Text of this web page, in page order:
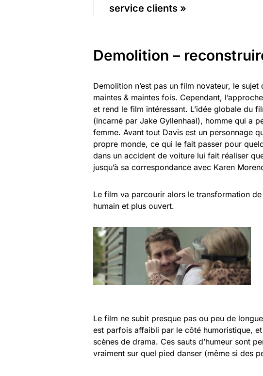
service clients »
Demolition –
Demolition n’est pas un film novateur, le
maintes & maintes fois. Cependant, l’approche
et rend le film intéressant. L’idée globale du
(incarné par Jake Gyllenhaal), homme qui a
femme. Avant tout Davis est un personnage
propre monde, ce qui le fait passer pour
dans un accident de voiture lui fait réaliser
jusqu’à sa correspondance avec Karen
Le film va parcourir alors le transformation
humain et plus ouvert.
Le film ne subit presque pas ou peu de
est parfois affaibli par le côté humoristique,
scènes de drama. Ces sauts d’humeur sont
vraiment sur quel pied danser (même si des